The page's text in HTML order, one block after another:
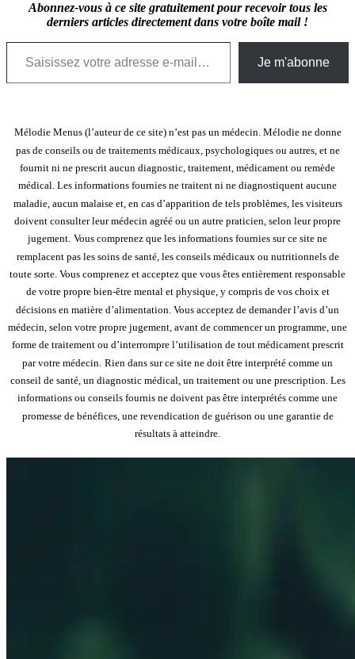
Abonnez-vous à ce site gratuitement pour recevoir tous les
derniers articles directement dans votre boîte mail !
Saisissez votre adresse e-mail…
Je m'abonne
Mélodie Menus (l’auteur de ce site) n’est pas un médecin. Mélodie ne donne
pas de conseils ou de traitements médicaux, psychologiques ou autres, et ne
fournit ni ne prescrit aucun diagnostic, traitement, médicament ou remède
médical. Les informations fournies ne traitent ni ne diagnostiquent aucune
maladie, aucun malaise et, en cas d’apparition de tels problèmes, les visiteurs
doivent consulter leur médecin agréé ou un autre praticien, selon leur propre
jugement. Vous comprenez que les informations fournies sur ce site ne
remplacent pas les soins de santé, les conseils médicaux ou nutritionnels de
toute sorte. Vous comprenez et acceptez que vous êtes entièrement responsable
de votre propre bien-être mental et physique, y compris de vos choix et
décisions en matière d’alimentation. Vous acceptez de demander l’avis d’un
médecin, selon votre propre jugement, avant de commencer un programme, une
forme de traitement ou d’interrompre l’utilisation de tout médicament prescrit
par votre médecin. Rien dans sur ce site ne doit être interprété comme un
conseil de santé, un diagnostic médical, un traitement ou une prescription. Les
informations ou conseils fournis ne doivent pas être interprétés comme une
promesse de bénéfices, une revendication de guérison ou une garantie de
résultats à atteindre.